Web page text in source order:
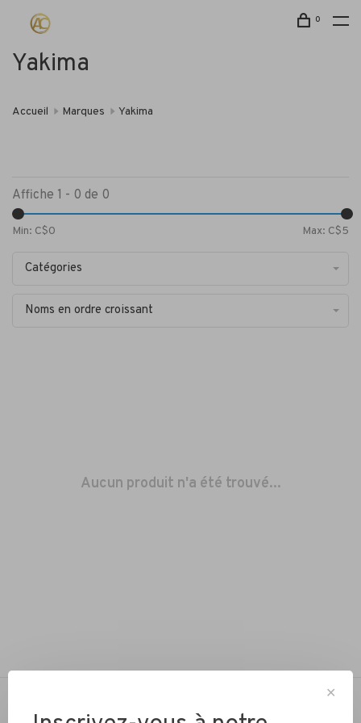
0
Yakima
Accueil Marques Yakima
Affiche 1 - 0 de 0
Min: C$0 Max: C$5
Catégories
Noms en ordre croissant
Aucun produit n'a été trouvé...
NOTRE PASSION… ROULER À VÉLO
✕